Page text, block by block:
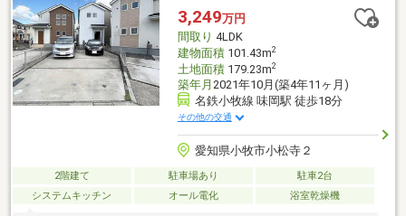
3,249万円
間取り 4LDK
建物面積101.43m2
土地面積179.23m2
築年月 2021年10月(築4年11ヶ月)
名鉄小牧線 味岡駅 徒歩18分
その他の交通
愛知県小牧市小松寺２
2階建て 駐車場あり
駐車2台
システムキッチン
オール電化 浴室乾燥機